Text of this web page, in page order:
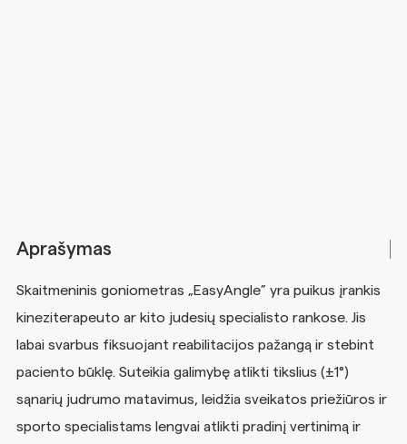
Aprašymas
Skaitmeninis goniometras „EasyAngle” yra puikus įrankis
kineziterapeuto ar kito judesių specialisto rankose. Jis
labai svarbus fiksuojant reabilitacijos pažangą ir stebint
paciento būklę. Suteikia galimybę atlikti tikslius (±1°)
sąnarių judrumo matavimus, leidžia sveikatos priežiūros ir
sporto specialistams lengvai atlikti pradinį vertinimą ir